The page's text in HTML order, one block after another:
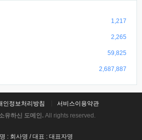
1,217
2,265
59,825
2,687,887
인정보처리방침
서비스이용약관
유하신 도메인. All rights reserved.
: 회사명 / 대표 : 대표자명